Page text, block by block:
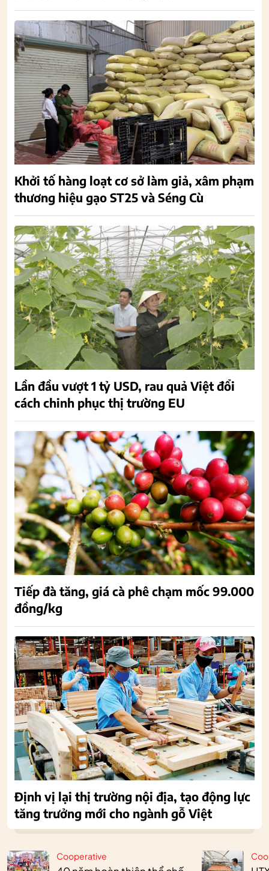
Cooperative
Khởi tố hàng loạt cơ sở làm giả, xâm phạm
thương hiệu gạo ST25 và Séng Cù
Lần đầu vượt 1 tỷ USD, rau quả Việt đổi
cách chinh phục thị trường EU
Tiếp đà tăng, giá cà phê chạm mốc 99.000
đồng/kg
Định vị lại thị trường nội địa, tạo động lực
tăng trưởng mới cho ngành gỗ Việt